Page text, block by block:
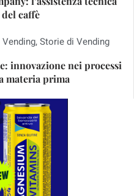
caffè
,Storie di Vending
innovazione nei processi
materia prima